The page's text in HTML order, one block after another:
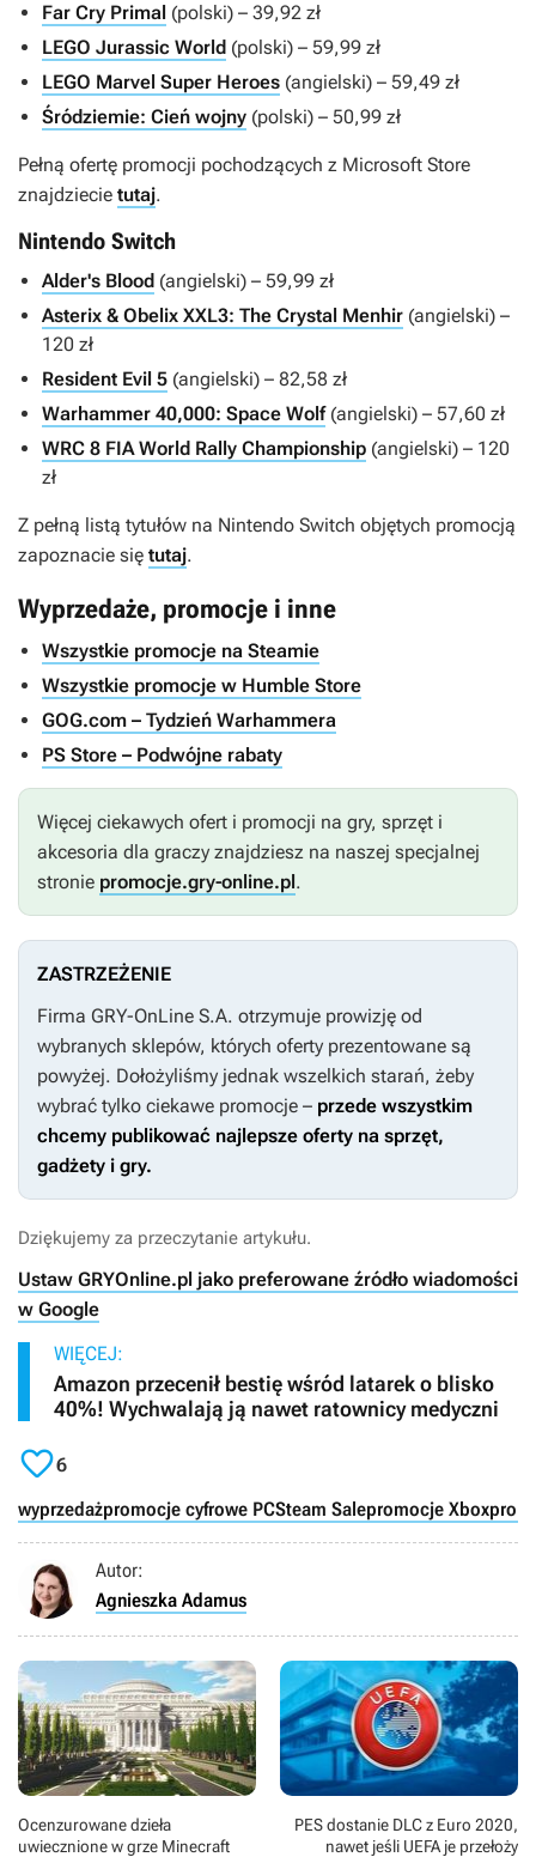
Far Cry Primal (polski) – 39,92 zł
LEGO Jurassic World (polski) – 59,99 zł
LEGO Marvel Super Heroes (angielski) – 59,49 zł
Śródziemie: Cień wojny (polski) – 50,99 zł
Pełną ofertę promocji pochodzących z Microsoft Store
znajdziecie tutaj.
Nintendo Switch
Alder's Blood (angielski) – 59,99 zł
Asterix & Obelix XXL3: The Crystal Menhir (angielski) –
120 zł
Resident Evil 5 (angielski) – 82,58 zł
Warhammer 40,000: Space Wolf(angielski) – 57,60 zł
WRC 8 FIA World Rally Championship (angielski) – 120
zł
Z pełną listą tytułów na Nintendo Switch objętych promocją
zapoznacie się tutaj.
Wyprzedaże, promocje i inne
Wszystkie promocje na Steamie
Wszystkie promocje w Humble Store
GOG.com – Tydzień Warhammera
PS Store – Podwójne rabaty
Więcej ciekawych ofert i promocji na gry, sprzęt i
akcesoria dla graczy znajdziesz na naszej specjalnej
stronie promocje.gry-online.pl.
ZASTRZEŻENIE
Firma GRY-OnLine S.A. otrzymuje prowizję od
wybranych sklepów, których oferty prezentowane są
powyżej. Dołożyliśmy jednak wszelkich starań, żeby
wybrać tylko ciekawe promocje – przede wszystkim
chcemy publikować najlepsze oferty na sprzęt,
gadżety i gry.
Dziękujemy za przeczytanie artykułu.
Ustaw GRYOnline.pl jako preferowane źródło wiadomości
w Google
WIĘCEJ:
Amazon przecenił bestię wśród latarek o blisko
40%! Wychwalają ją nawet ratownicy medyczni
6
wyprzedażpromocje cyfrowe PCSteam Salepromocje Xbox
Autor:
Agnieszka Adamus
Ocenzurowane dzieła
uwiecznione w grze Minecraft
PES dostanie DLC z Euro 2020,
nawet jeśli UEFA je przełoży